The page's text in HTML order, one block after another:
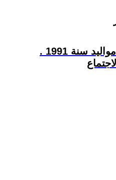
كاتب وباحث مغربي، من مواليد سنة 1991 .